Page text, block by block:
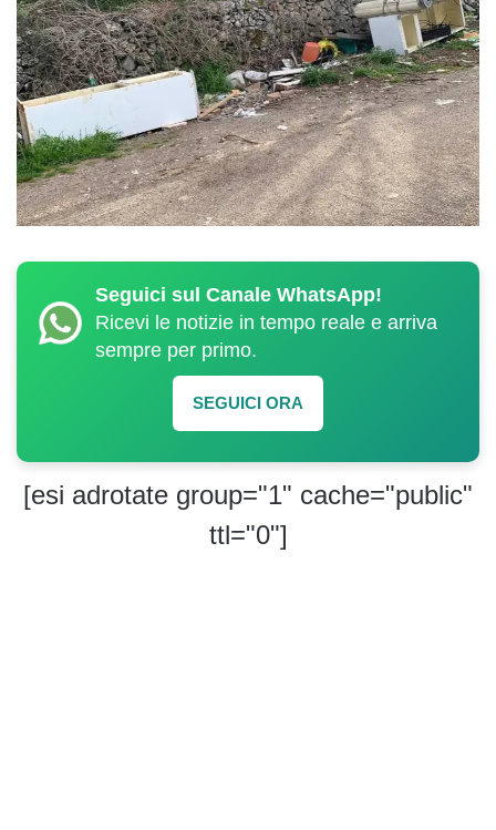
Seguici sul Canale WhatsApp!
Ricevi le notizie in tempo reale e arriva
sempre per primo.
SEGUICI ORA
[esi adrotate group="1" cache="public"
ttl="0"]